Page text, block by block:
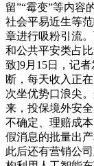
留”“霉变”等内容
社会平易近生等
章进行吸粉引流
和公共平安类占
致]9月15日，记
断，每天收入正
次坐优势口浪尖
来，投保境外安
不确定、理赔成
假消息的批量出
此后还有营销公